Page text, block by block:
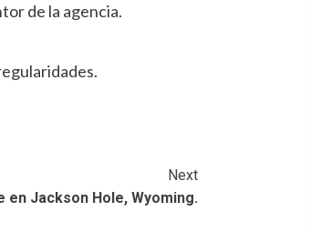
de la agencia.
Next
Jackson Hole, Wyoming.